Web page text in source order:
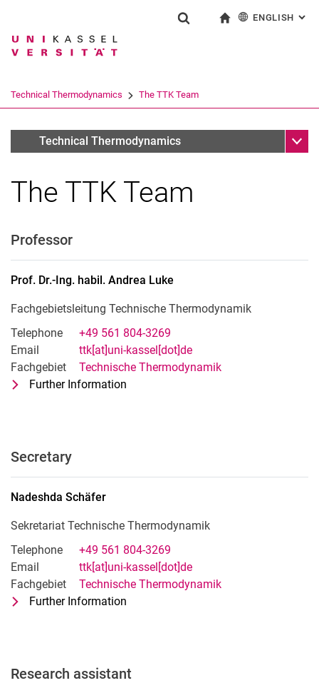
Jump directly to: content
Jump directly to: search
Jump directly to: main
Search term
Search (opens an external link in a
ENGLISH :
Technical Thermodynamics The TTK Team
Fachgebiete
Technical Thermodynamics Sub
The TTK Team
Professor
Prof. Dr.-Ing. habil. Andrea Luke
Fachgebietsleitung Technische Thermodynamik
Telephone
+49 561 804-3269
Email
ttk[at]uni-kassel[dot]de
Fachgebiet
Technische Thermodynamik
Further Information
Secretary
Nadeshda Schäfer
Sekretariat Technische Thermodynamik
Telephone
+49 561 804-3269
Email
ttk[at]uni-kassel[dot]de
Fachgebiet
Technische Thermodynamik
Further Information
Research assistant